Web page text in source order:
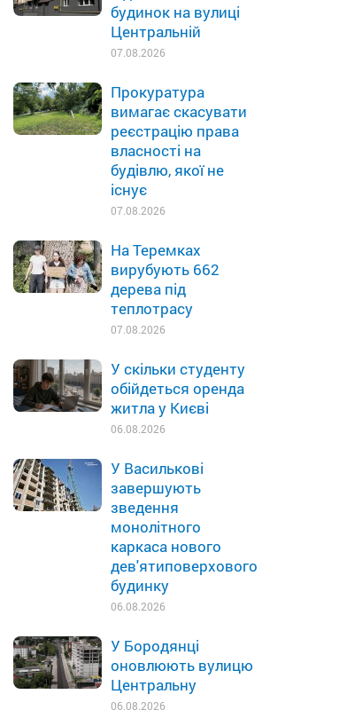
будинок на вулиці
Центральній
07.08.2026
Прокуратура
вимагає скасувати
реєстрацію права
власності на
будівлю, якої не
існує
07.08.2026
На Теремках
вирубують 662
дерева під
теплотрасу
07.08.2026
У скільки студенту
обійдеться оренда
житла у Києві
06.08.2026
У Василькові
завершують
зведення
монолітного
каркаса нового
дев'ятиповерхового
будинку
06.08.2026
У Бородянці
оновлюють вулицю
Центральну
06.08.2026